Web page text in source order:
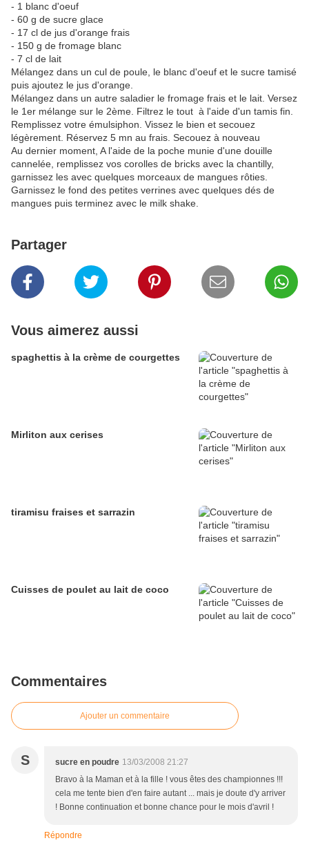
- 1 blanc d'oeuf
- 60 g de sucre glace
- 17 cl de jus d'orange frais
- 150 g de fromage blanc
- 7 cl de lait
Mélangez dans un cul de poule, le blanc d'oeuf et le sucre tamisé
puis ajoutez le jus d'orange.
Mélangez dans un autre saladier le fromage frais et le lait. Versez
le 1er mélange sur le 2ème. Filtrez le tout à l'aide d'un tamis fin.
Remplissez votre émulsiphon. Vissez le bien et secouez
légèrement. Réservez 5 mn au frais. Secouez à nouveau
Au dernier moment, A l'aide de la poche munie d'une douille
cannelée, remplissez vos corolles de bricks avec la chantilly,
garnissez les avec quelques morceaux de mangues rôties.
Garnissez le fond des petites verrines avec quelques dés de
mangues puis terminez avec le milk shake.
Partager
Vous aimerez aussi
spaghettis à la crème de courgettes
Mirliton aux cerises
tiramisu fraises et sarrazin
Cuisses de poulet au lait de coco
Commentaires
Ajouter un commentaire
S sucre en poudre 13/03/2008 21:27
Bravo à la Maman et à la fille ! vous êtes des championnes !!!
cela me tente bien d'en faire autant ... mais je doute d'y arriver
! Bonne continuation et bonne chance pour le mois d'avril !
Répondre